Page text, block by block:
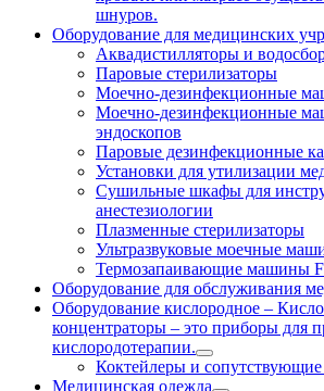
шнуров.
Оборудование для медицинских
Аквадистилляторы и
Паровые стерилизаторы
Моечно-дезинфекционные
Моечно-дезинфекционные
эндоскопов
Паровые дезинфекционные
Установки для утилизации
Сушильные шкафы для
анестезиологии
Плазменные стерилизаторы
Ультразвуковые моечные
Термозапаивающие машины
Оборудование для обслуживания
Оборудование кислородное –
концентраторы – это приборы для
кислородотерапии.
Коктейлеры и
Медицинская одежда